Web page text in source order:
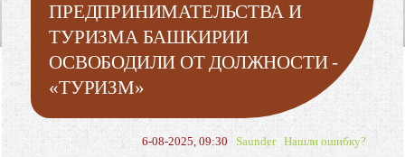
ПРЕДПРИНИМАТЕЛЬСТВА И
ТУРИЗМА БАШКИРИИ
ОСВОБОДИЛИ ОТ ДОЛЖНОСТИ -
«ТУРИЗМ»
6-08-2025, 09:30 Saunder Нашли ошибку?